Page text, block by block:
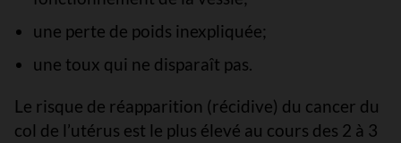
une perte de poids inexpliquée;
une toux qui ne disparaît pas.
Le risque de réapparition (récidive) du cancer du
col de l’utérus est le plus élevé au cours des 2 à 3